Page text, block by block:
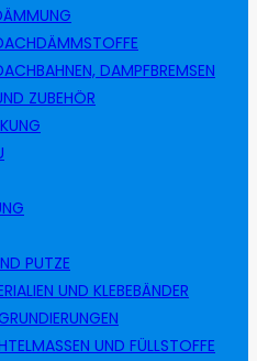
DAMPFBREMSEN
ZUBEHÖR
PUTZE
UND KLEBEBÄNDER
UND FÜLLSTOFFE